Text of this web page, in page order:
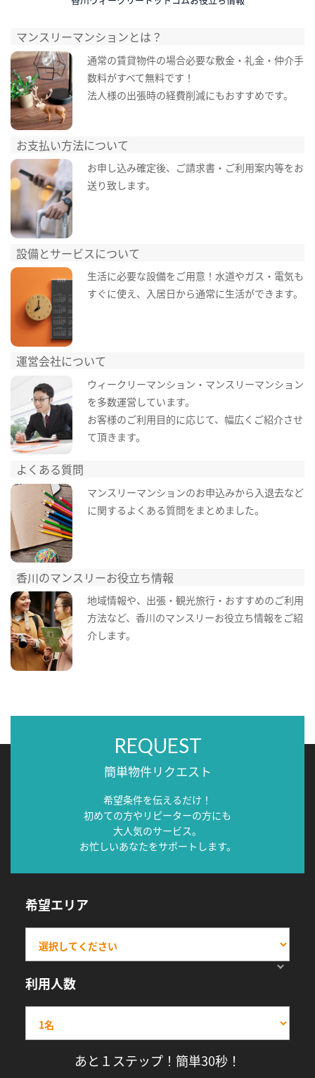
マンスリーマンションとは？
通常の賃貸物件の場合必要な敷金・礼金・仲介手
数料がすべて無料です！
法人様の出張時の経費削減にもおすすめです。
お支払い方法について
お申し込み確定後、ご請求書・ご利用案内等をお
送り致します。
設備とサービスについて
生活に必要な設備をご用意！水道やガス・電気も
すぐに使え、入居日から通常に生活ができます。
運営会社について
ウィークリーマンション・マンスリーマンション
を多数運営しています。
お客様のご利用目的に応じて、幅広くご紹介させ
て頂きます。
よくある質問
マンスリーマンションのお申込みから入退去など
に関するよくある質問をまとめました。
香川のマンスリーお役立ち情報
地域情報や、出張・観光旅行・おすすめのご利用
方法など、香川のマンスリーお役立ち情報をご紹
介します。
REQUEST
簡単物件リクエスト
希望条件を伝えるだけ！
初めての方やリピーターの方にも
大人気のサービス。
お忙しいあなたをサポートします。
希望エリア
利用人数
あと１ステップ！簡単30秒！